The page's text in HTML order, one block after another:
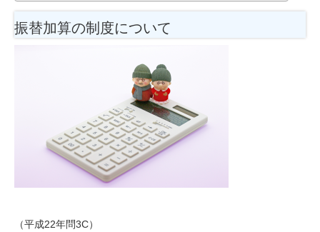
振替加算の制度について
（平成22年問3C）